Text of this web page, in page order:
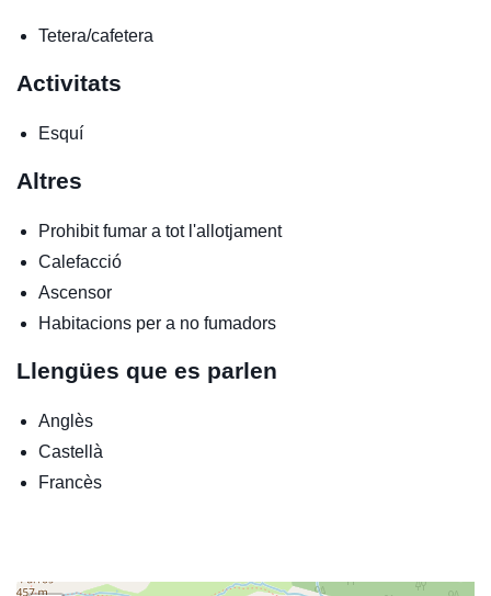
Tetera/cafetera
Activitats
Esquí
Altres
Prohibit fumar a tot l'allotjament
Calefacció
Ascensor
Habitacions per a no fumadors
Llengües que es parlen
Anglès
Castellà
Francès